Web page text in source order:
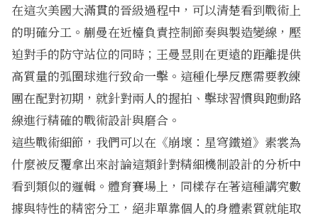
在這次美國大滿貫的晉級過程中，可以清楚看到戰術上
的明確分工。蒯曼在近檯負責控制節奏與製造變線，壓
迫對手的防守站位的同時；王曼昱則在更遠的距離提供
高質量的弧圈球進行致命一擊。這種化學反應需要教練
團在配對初期，就針對兩人的握拍、擊球習慣與跑動路
線進行精確的戰術設計與磨合。
這些戰術細節，我們可以在 《崩壞：星穹鐵道》素裳為
什麼被反覆拿出來討論這類針對精細機制設計的分析中
看到類似的邏輯。體育賽場上，同樣存在著這種講究數
據與特性的精密分工，絕非單靠個人的身體素質就能取